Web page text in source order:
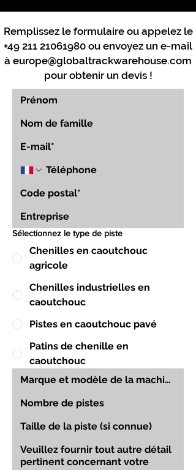
Remplissez le formulaire ou appelez le
+49 211 21061980 ou envoyez un e-mail
à europe@globaltrackwarehouse.com
pour obtenir un devis !
Sélectionnez le type de piste
Chenilles en caoutchouc
agricole
Chenilles industrielles en
caoutchouc
Pistes en caoutchouc pavé
Patins de chenille en
caoutchouc